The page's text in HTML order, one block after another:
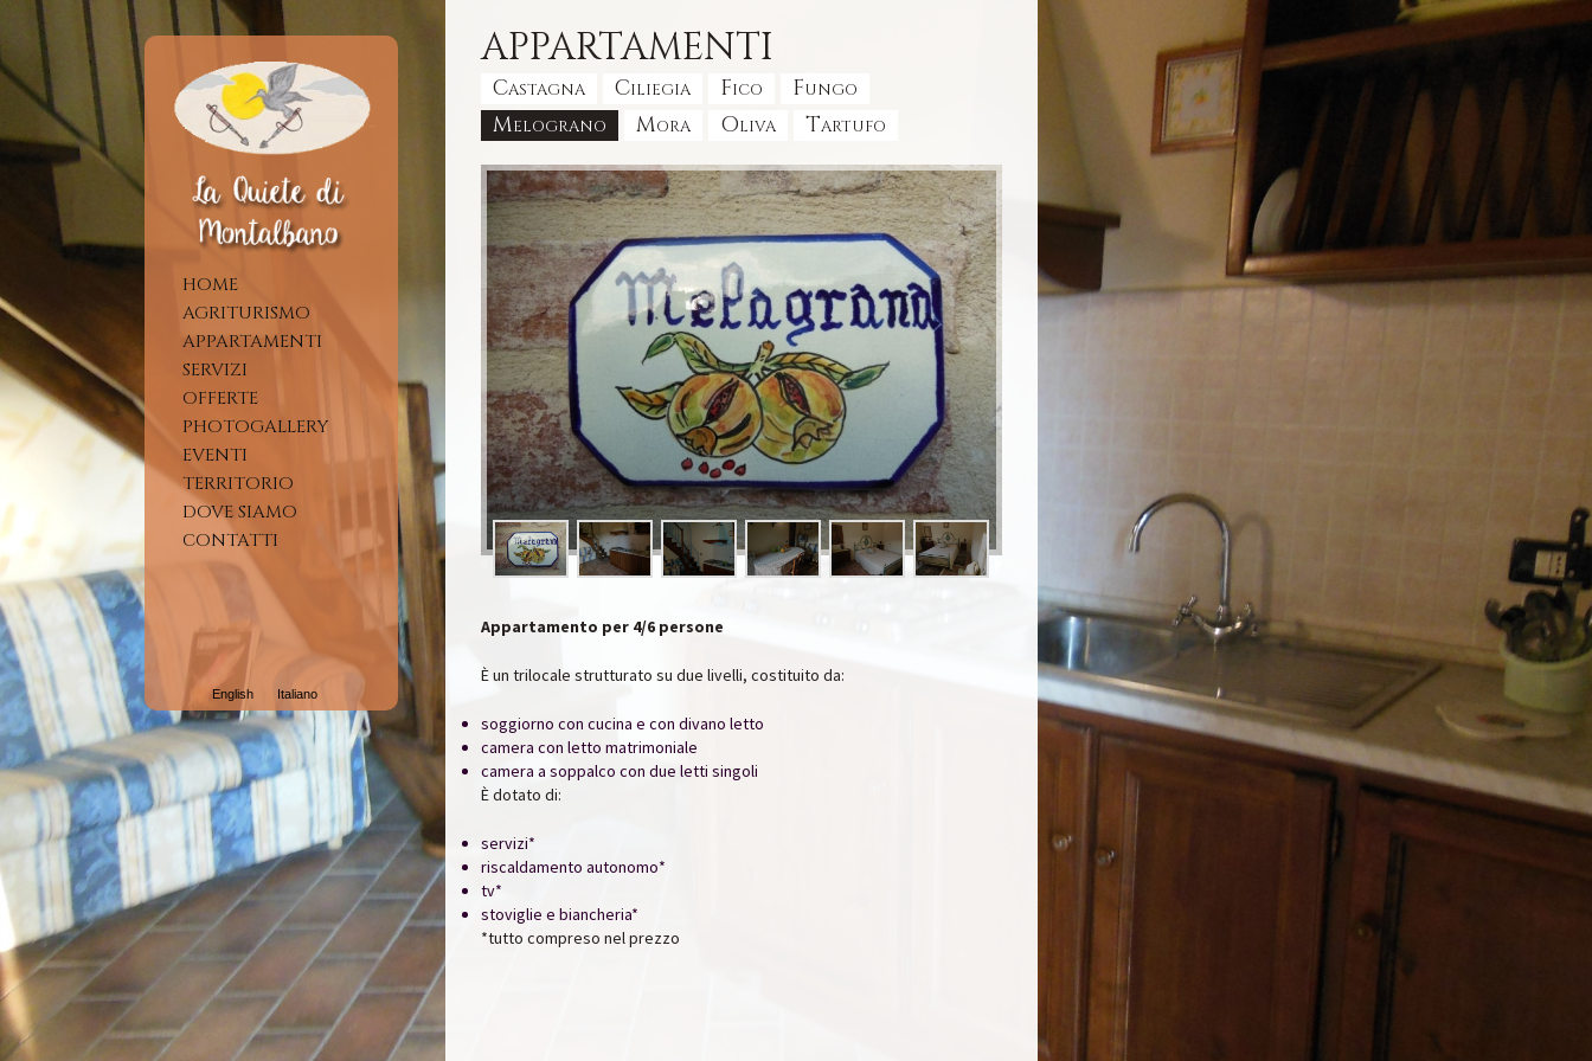
HOME
AGRITURISMO
APPARTAMENTI
SERVIZI
OFFERTE
PHOTOGALLERY
EVENTI
TERRITORIO
DOVE SIAMO
CONTATTI
Italiano
English
APPARTAMENTI
Castagna Ciliegia Fico
Fungo
Melograno
Mora Oliva Tartufo
Appartamento per 4/6 persone
È un trilocale strutturato su due livelli, costituito da:
soggiorno con cucina e con divano letto
camera con letto matrimoniale
camera a soppalco con due letti singoli
È dotato di:
servizi*
riscaldamento autonomo*
tv*
stoviglie e biancheria*
*tutto compreso nel prezzo